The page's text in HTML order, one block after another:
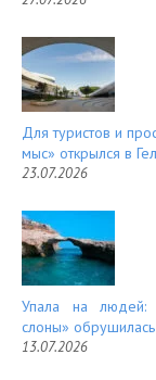
Для туристов и
мыс» открылся в
23.07.2026
Упала на людей:
слоны» обрушилась
13.07.2026